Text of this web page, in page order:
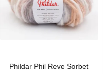
Phildar Phil Reve Sorbet